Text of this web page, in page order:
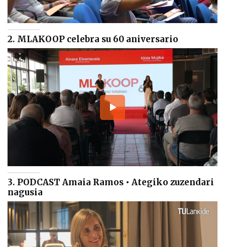
2. MLAKOOP celebra su 60 aniversario
3. PODCAST Amaia Ramos • Ategiko zuzendari
nagusia